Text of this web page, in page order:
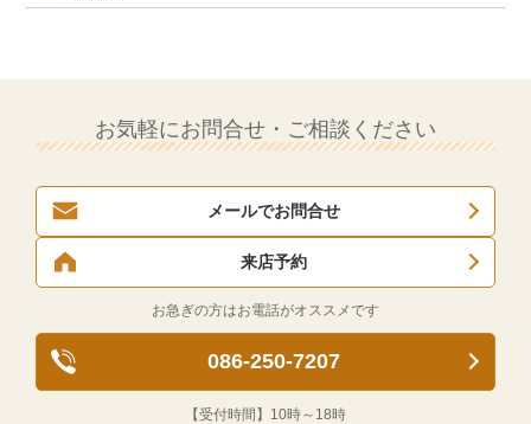
お気軽にお問合せ・ご相談ください
メールでお問合せ
来店予約
お急ぎの方はお電話がオススメです
086-250-7207
【受付時間】 10時～18時